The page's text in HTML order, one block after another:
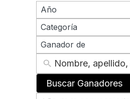
Año
70
results
available
Categoría
results
available
Ganador de
results
available
Buscar Ganadores